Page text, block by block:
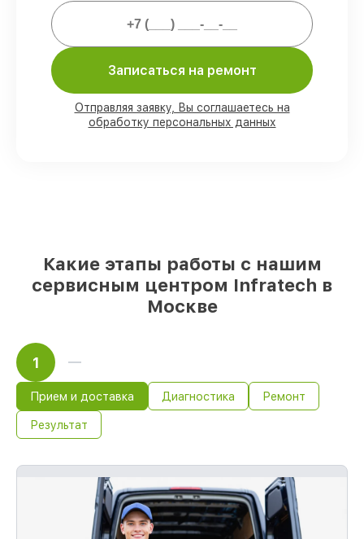
Мы гарантируем:
работ выполняем в присутствии
клиента
90%запчастей Infratech есть в наличии
в мастерской или на складе в Москве,
Записаться на ремонт
Отправляя заявку, Вы соглашаетесь на
обработку персональных данных
Какие этапы работы с нашим
сервисным центром Infratech в
Москве
1
Прием и доставка Диагностика Ремонт
Результат